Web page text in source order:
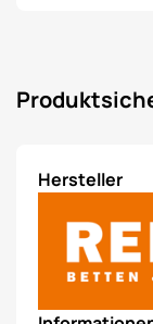
Hersteller